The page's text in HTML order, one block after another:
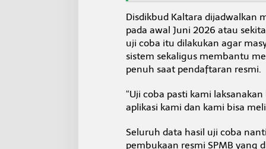
Disdikbud Kaltara dijadwalkan
pada awal Juni 2026 atau
uji coba itu dilakukan agar
sistem sekaligus membantu
penuh saat pendaftaran resmi.
“Uji coba pasti kami
aplikasi kami dan kami bisa
Seluruh data hasil uji coba
pembukaan resmi SPMB yang